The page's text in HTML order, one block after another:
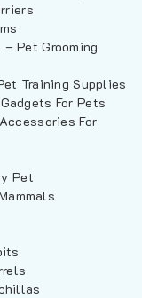
Pet Grooming
Training Supplies
For Pets
For
Pet